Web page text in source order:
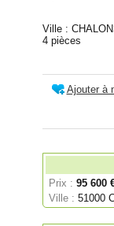
Ville :
4 pièces
Ajouter à
Prix : 95 600
Ville :51000